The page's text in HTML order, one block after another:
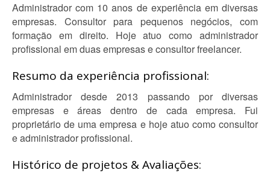
Administrador com 10 anos de experiência em diversas
empresas. Consultor para pequenos negócios, com
formação em direito. Hoje atuo como administrador
profissional em duas empresas e consultor freelancer.
Resumo da experiência profissional:
Administrador desde 2013 passando por diversas
empresas e áreas dentro de cada empresa. Fui
proprietário de uma empresa e hoje atuo como consultor
e administrador profissional.
Histórico de projetos & Avaliações: